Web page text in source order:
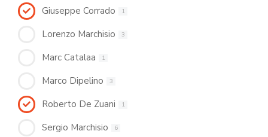
Giuseppe Corrado 1
Lorenzo Marchisio 3
Marc Catalaa 1
Marco Dipelino 3
Roberto De Zuani 1
Sergio Marchisio 6